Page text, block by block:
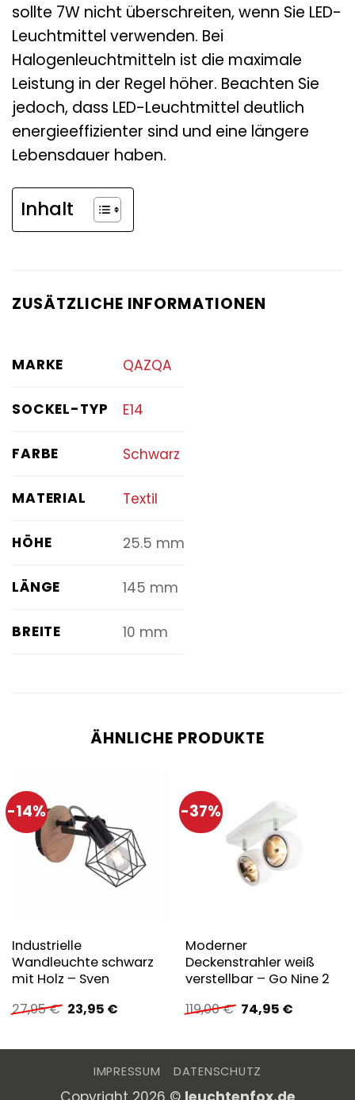
sollte 7W nicht überschreiten, wenn Sie LED-
Leuchtmittel verwenden. Bei
Halogenleuchtmitteln ist die maximale
Leistung in der Regel höher. Beachten Sie
jedoch, dass LED-Leuchtmittel deutlich
energieeffizienter sind und eine längere
Lebensdauer haben.
Inhalt
ZUSÄTZLICHE INFORMATIONEN
MARKE QAZQA
SOCKEL-TYP E14
FARBE Schwarz
MATERIAL Textil
HÖHE 25.5 mm
LÄNGE 145 mm
BREITE 10 mm
ÄHNLICHE PRODUKTE
-14%
Industrielle
Wandleuchte schwarz
mit Holz – Sven
27,95€ Ursprünglicher
Preis
27,95 €
23,95 €Aktueller
23,95 €.
-37%
Moderner
Deckenstrahler weiß
verstellbar – Go Nine 2
119,00€ Ursprünglicher
Preis
119,00 €
74,95 €Aktueller
74,95 €.
IMPRESSUM DATENSCHUTZ